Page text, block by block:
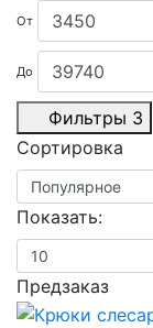
От
До
Фильтры 3
Сортировка
Показать:
Предзаказ